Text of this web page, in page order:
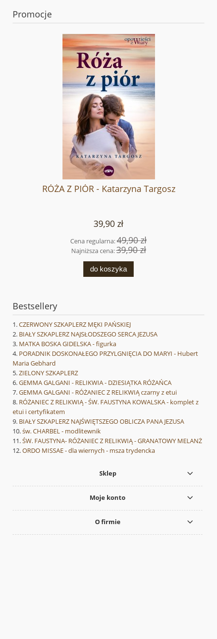
Promocje
RÓŻA Z PIÓR - Katarzyna Targosz
39,90 zł
Cena regularna:49,90 zł
Najniższa cena:39,90 zł
do koszyka
Bestsellery
CZERWONY SZKAPLERZ MĘKI PAŃSKIEJ
BIAŁY SZKAPLERZ NAJSŁODSZEGO SERCA JEZUSA
MATKA BOSKA GIDELSKA - figurka
PORADNIK DOSKONAŁEGO PRZYLGNIĘCIA DO MARYI - Hubert
Maria Gebhard
ZIELONY SZKAPLERZ
GEMMA GALGANI - RELIKWIA - DZIESIĄTKA RÓŻAŃCA
GEMMA GALGANI - RÓŻANIEC Z RELIKWIĄ czarny z etui
RÓŻANIEC Z RELIKWIĄ - ŚW. FAUSTYNA KOWALSKA - komplet z
etui i certyfikatem
BIAŁY SZKAPLERZ NAJŚWIĘTSZEGO OBLICZA PANA JEZUSA
św. CHARBEL - modlitewnik
ŚW. FAUSTYNA- RÓŻANIEC Z RELIKWIĄ - GRANATOWY MELANŻ
ORDO MISSAE - dla wiernych - msza trydencka
Sklep
Moje konto
O firmie